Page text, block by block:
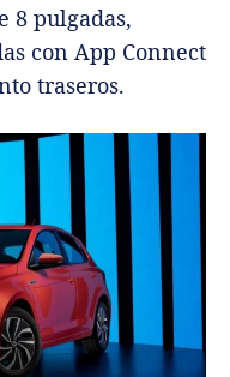
8 pulgadas,
con App Connect
traseros.